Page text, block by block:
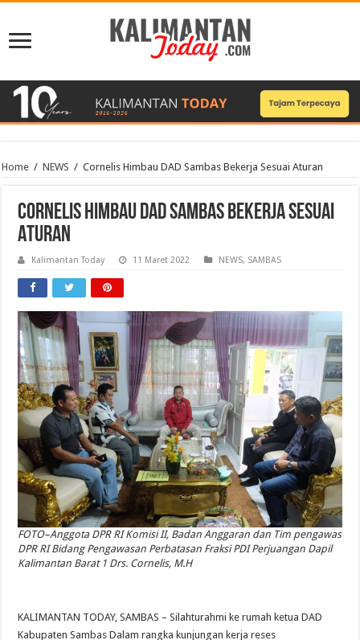
Home / NEWS / Cornelis Himbau DAD Sambas Bekerja Sesuai Aturan
Cornelis Himbau DAD Sambas Bekerja Sesuai
Aturan
Kalimantan Today 11 Maret 2022 NEWS, SAMBAS
FOTO–Anggota DPR RI Komisi II, Badan Anggaran dan Tim pengawas
DPR RI Bidang Pengawasan Perbatasan Fraksi PDI Perjuangan Dapil
Kalimantan Barat 1 Drs. Cornelis, M.H
KALIMANTAN TODAY, SAMBAS – Silahturahmi ke rumah ketua DAD
Kabupaten Sambas Dalam rangka kunjungan kerja reses